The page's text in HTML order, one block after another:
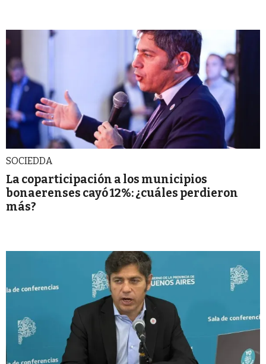
SOCIEDDA
La coparticipación a los municipios
bonaerenses cayó 12%: ¿cuáles perdieron
más?